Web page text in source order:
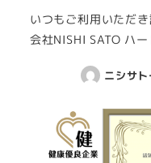
いつもご利用いただ
会社NISHI SATO ハ
ニシサ